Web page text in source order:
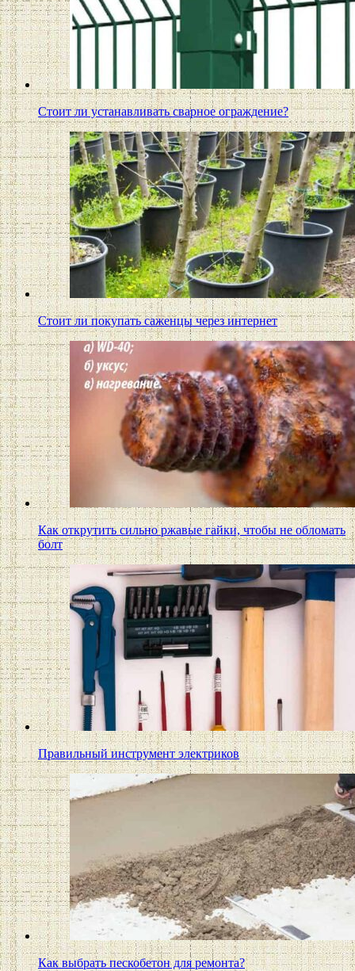
Стоит ли устанавливать сварное ограждение?
Стоит ли покупать саженцы через интернет
Как открутить сильно ржавые гайки, чтобы не обломать
болт
Правильный инструмент электриков
Как выбрать пескобетон для ремонта?